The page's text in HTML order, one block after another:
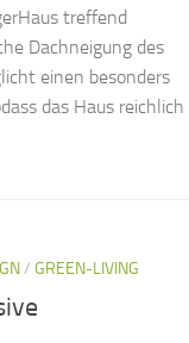
treffend
Dachneigung des
einen besonders
das Haus reichlich
/ GREEN-LIVING